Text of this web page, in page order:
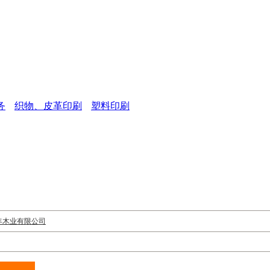
织物、皮革印刷 塑料印刷
业有限公司